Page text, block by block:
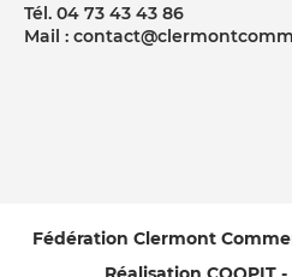
Tél. 04 73 43 43 86
Mail :
Fédération Clermont